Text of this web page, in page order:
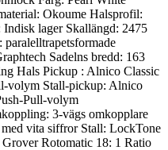
Okoume Halsprofil:
Indisk lager Skallängd: 2475
Sadelns bredd: 163
Hals Pickup : Alnico Classic
volym Stall-pickup: Alnico
Pull-volym
3-vägs omkopplare
vita siffror Stall: LockTone
Rotomatic 18: 1 Ratio